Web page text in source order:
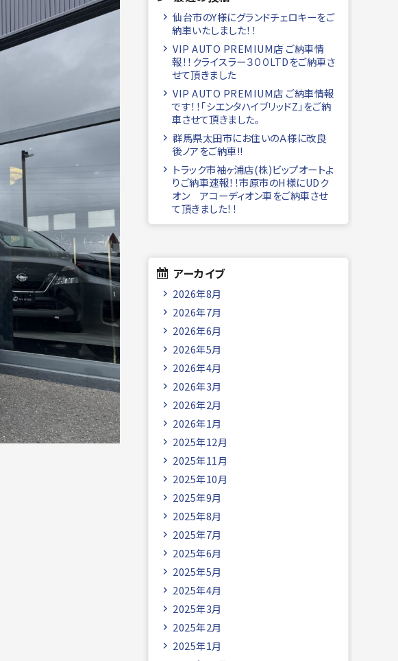
仙台市のY様にグランドチェロキーをご
納車いたしました！！
VIP AUTO PREMIUM店 ご納車情
報！！クライスラー３００LTDをご納車さ
せて頂きました
VIP AUTO PREMIUM店 ご納車情報
です！！「シエンタハイブリッドZ」をご納
車させて頂きました。
群馬県太田市にお住いのＡ様に改良
後ノアをご納車!!
トラック市袖ヶ浦店(株)ビップオートよ
りご納車速報！！市原市のH様にUDク
オン アコーディオン車をご納車させ
て頂きました！！
アーカイブ
2026年8月
2026年7月
2026年6月
2026年5月
2026年4月
2026年3月
2026年2月
2026年1月
2025年12月
2025年11月
2025年10月
2025年9月
2025年8月
2025年7月
2025年6月
2025年5月
2025年4月
2025年3月
2025年2月
2025年1月